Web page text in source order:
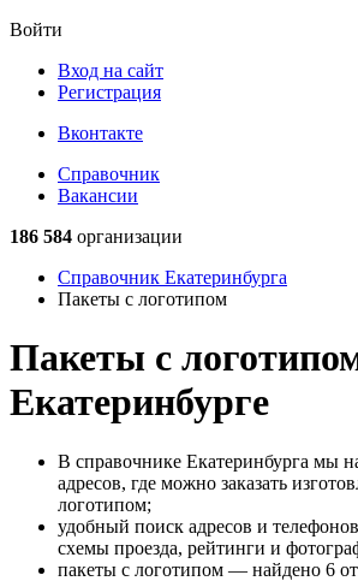
Войти
Вход на сайт
Регистрация
Вконтакте
Справочник
Вакансии
186 584 организации
Справочник Екатеринбурга
Пакеты с логотипом
Пакеты с
Екатеринбурге
В справочнике Екатеринбурга мы
адресов, где можно заказать
логотипом;
удобный поиск адресов и
схемы проезда, рейтинги и
пакеты с логотипом — найдено 6